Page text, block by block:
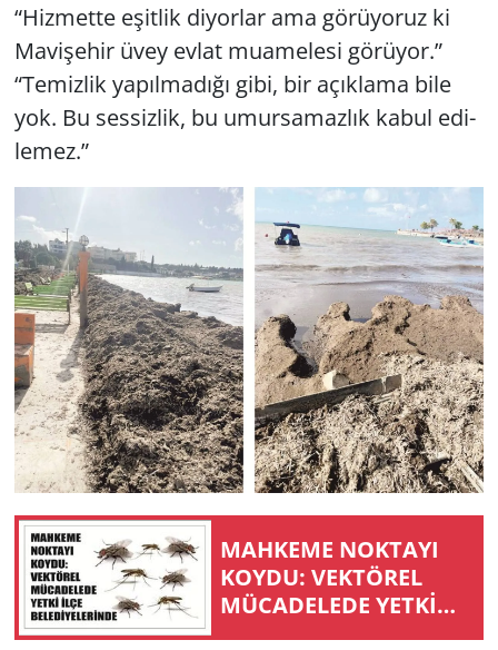
“Hiz­met­te eşit­lik di­yor­lar ama gö­rü­yo­ruz ki
Ma­vi­şe­hir üvey evlat mu­ame­le­si gö­rü­yor.”
“Te­miz­lik ya­pıl­ma­dı­ğı gibi, bir açık­la­ma bile
yok. Bu ses­siz­lik, bu umur­sa­maz­lık kabul edi­
le­mez.”
MAH­KE­ME NOK­TA­YI
KOYDU: VEK­TÖ­REL
MÜ­CA­DE­LE­DE YETKİ
İLÇE BELEDİYELERİNDE